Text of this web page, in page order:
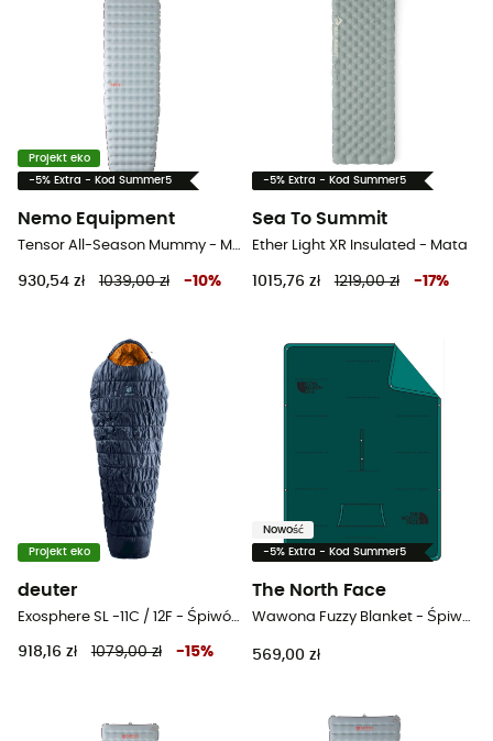
Projekt eko
-5% Extra - Kod Summer5
Nemo Equipment
Tensor All-Season Mummy - Mata
930,54 zł 1039,00 zł -10%
-5% Extra - Kod Summer5
Sea To Summit
Ether Light XR Insulated - Mata
1015,76 zł 1219,00 zł -17%
Projekt eko
deuter
Exosphere SL -11C / 12F - Śpiwór damski
918,16 zł 1079,00 zł -15%
Nowość
-5% Extra - Kod Summer5
The North Face
Wawona Fuzzy Blanket - Śpiwor
569,00 zł